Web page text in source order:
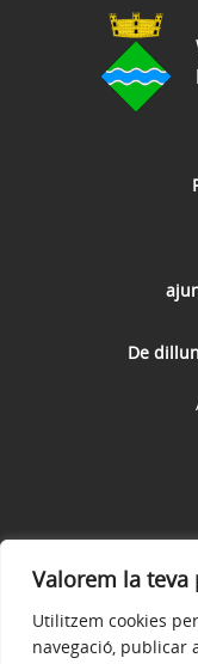
Valorem la teva
Utilitzem cookies
navegació, publicar
De